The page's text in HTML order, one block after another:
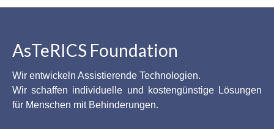
AsTeRICS Foundation
Wir entwickeln Assistierende Technologien.
Wir schaffen individuelle und kostengünstige Lösungen
für Menschen mit Behinderungen.